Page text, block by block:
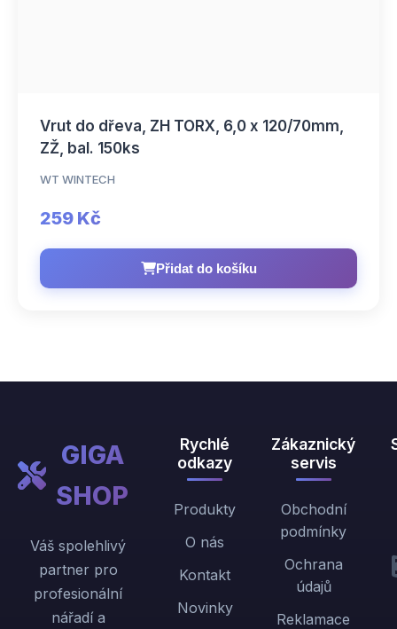
Vrut do dřeva, ZH TORX, 6,0 x 120/70mm,
ZŽ, bal. 150ks
WT WINTECH
259 Kč
Přidat do košíku
GIGA
SHOP
Váš spolehlivý
partner pro
profesionální
nářadí a
Rychlé
odkazy
Produkty
O nás
Kontakt
Novinky
Zákaznický
servis
Obchodní
podmínky
Ochrana
údajů
Reklamace